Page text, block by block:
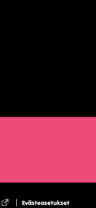
Evästeasetukset